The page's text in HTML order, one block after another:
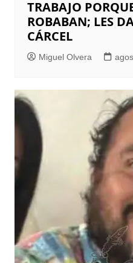
TRABAJO
ROBABAN; LES
CÁRCEL
Miguel Olvera